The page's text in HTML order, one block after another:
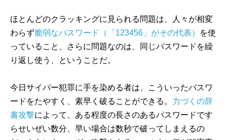
ほとんどのクラッキングに見られる問題は、人々が相変
わらず脆弱なパスワード（「123456」がその代表）
を使
っていること、さらに問題なのは、同じパスワードを繰
り返し使う、ということだ。
今日サイバー犯罪に手を染める者は、こういったパスワ
ードをたやすく、素早く破ることができる。 力づくの辞
書攻撃によって、ある程度の長さのあるパスワードです
らせいぜい数分、早い場合は数秒で破ってしまえるの